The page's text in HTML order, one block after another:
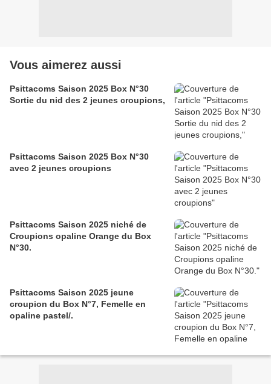
Vous aimerez aussi
Psittacoms Saison 2025 Box N°30
Sortie du nid des 2 jeunes croupions,
Psittacoms Saison 2025 Box N°30
avec 2 jeunes croupions
Psittacoms Saison 2025 niché de
Croupions opaline Orange du Box
N°30.
Psittacoms Saison 2025 jeune
croupion du Box N°7, Femelle en
opaline pastel/.